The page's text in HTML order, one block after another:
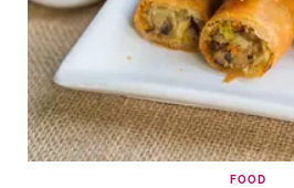
FOOD